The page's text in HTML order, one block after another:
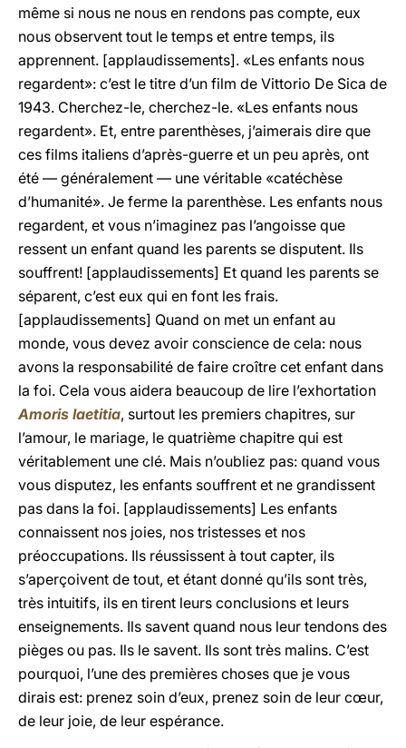
même si nous ne nous en rendons pas compte, eux
nous observent tout le temps et entre temps, ils
apprennent. [applaudissements]. «Les enfants nous
regardent»: c’est le titre d’un film de Vittorio De Sica de
1943. Cherchez-le, cherchez-le. «Les enfants nous
regardent». Et, entre parenthèses, j’aimerais dire que
ces films italiens d’après-guerre et un peu après, ont
été — généralement — une véritable «catéchèse
d’humanité». Je ferme la parenthèse. Les enfants nous
regardent, et vous n’imaginez pas l’angoisse que
ressent un enfant quand les parents se disputent. Ils
souffrent! [applaudissements] Et quand les parents se
séparent, c’est eux qui en font les frais.
[applaudissements] Quand on met un enfant au
monde, vous devez avoir conscience de cela: nous
avons la responsabilité de faire croître cet enfant dans
la foi. Cela vous aidera beaucoup de lire l’exhortation
Amoris laetitia, surtout les premiers chapitres, sur
l’amour, le mariage, le quatrième chapitre qui est
véritablement une clé. Mais n’oubliez pas: quand vous
vous disputez, les enfants souffrent et ne grandissent
pas dans la foi. [applaudissements] Les enfants
connaissent nos joies, nos tristesses et nos
préoccupations. Ils réussissent à tout capter, ils
s’aperçoivent de tout, et étant donné qu’ils sont très,
très intuitifs, ils en tirent leurs conclusions et leurs
enseignements. Ils savent quand nous leur tendons des
pièges ou pas. Ils le savent. Ils sont très malins. C’est
pourquoi, l’une des premières choses que je vous
dirais est: prenez soin d’eux, prenez soin de leur cœur,
de leur joie, de leur espérance.